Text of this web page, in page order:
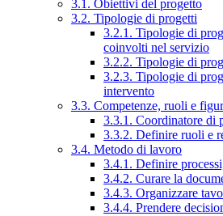
3.1. Obiettivi del progetto
3.2. Tipologie di progetti
3.2.1. Tipologie di
coinvolti nel servizio
3.2.2. Tipologie di
3.2.3. Tipologie di
intervento
3.3. Competenze, ruoli e
3.3.1. Coordinatore di
3.3.2. Definire ruoli e
3.4. Metodo di lavoro
3.4.1. Definire
3.4.2. Curare la
3.4.3. Organizzare
3.4.4. Prendere